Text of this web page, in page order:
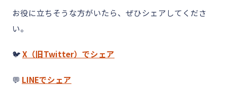
お役に立ちそうな方がいたら、ぜひシェアしてくださ
い。
🐦X（旧Twitter）でシェア
💬 LINEでシェア